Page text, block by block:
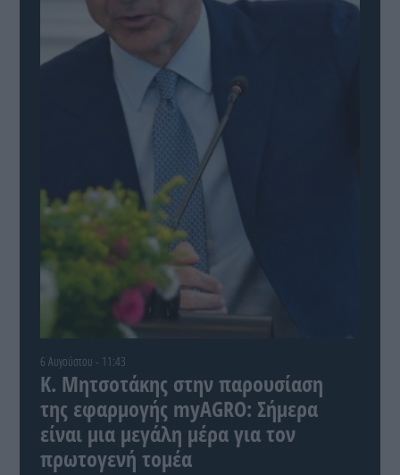
6 Αυγούστου - 11:43
Κ. Μητσοτάκης στην παρουσίαση
της εφαρμογής myAGRO: Σήμερα
είναι μια μεγάλη μέρα για τον
πρωτογενή τομέα